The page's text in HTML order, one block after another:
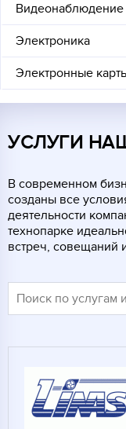
ТЕРРИТОРИЯ
НОВОСТИ
УСЛУГИ
КОНТАКТЫ
ПОИСК ПО
ВХОД ДЛЯ
Москва, СВАО,
+7 (495) 730-
Видеонаблюдение
Электроника
Электронные
УСЛУГИ
В современном
созданы все
деятельности
технопарке
встреч, совещаний